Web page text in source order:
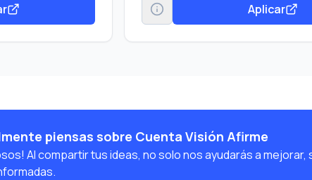
Aplicar
piensas sobre Cuenta Visión Afirme
Al compartir tus ideas, no solo nos ayudarás a mejorar,